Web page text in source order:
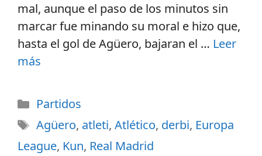
mal, aunque el paso de los minutos sin
marcar fue minando su moral e hizo que,
hasta el gol de Agüero, bajaran el … Leer
más
Partidos
Agüero, atleti, Atlético, derbi, Europa
League, Kun, Real Madrid